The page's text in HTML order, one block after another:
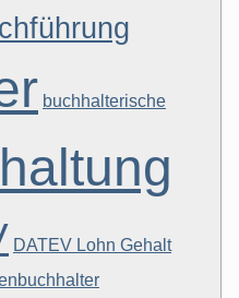
buchhalterische
DATEV Lohn Gehalt